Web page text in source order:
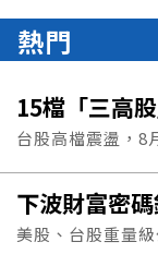
事」。今年主辦
熱門
台股高檔震盪，8
刻，法人普遍認
億元，挑選投信
的「三高股」，
美股、台股重量